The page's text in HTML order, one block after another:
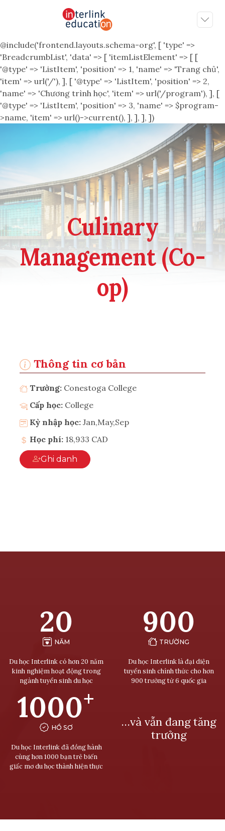
@include('frontend.layouts.schema-org', [ 'type' =>
'BreadcrumbList', 'data' => [ 'itemListElement' => [ [
'@type' => 'ListItem', 'position' => 1, 'name' => 'Trang chủ',
'item' => url('/'), ], [ '@type' => 'ListItem', 'position' => 2,
'name' => 'Chương trình học', 'item' => url('/program'), ], [
'@type' => 'ListItem', 'position' => 3, 'name' => $program-
>name, 'item' => url()->current(), ], ], ], ])
Culinary
Management (Co-
op)
Thông tin cơ bản
Trường: Conestoga College
Cấp học: College
Kỳ nhập học: Jan,May,Sep
Học phí: 18,933 CAD
Ghi danh
20
NĂM
Du học Interlink có hơn 20 năm
kinh nghiệm hoạt động trong
ngành tuyển sinh du học
900
TRƯỜNG
Du học Interlink là đại diện
tuyển sinh chính thức cho hơn
900 trường từ 6 quốc gia
1000+
HỒ SƠ
Du học Interlink đã đồng hành
cùng hơn 1000 bạn trẻ biến
giấc mơ du học thành hiện thực
…và vẫn đang tăng
trưởng